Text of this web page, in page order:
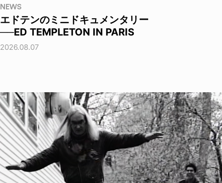
NEWS
エドテンのミニドキュメンタリー
──ED TEMPLETON IN PARIS
2026.08.07